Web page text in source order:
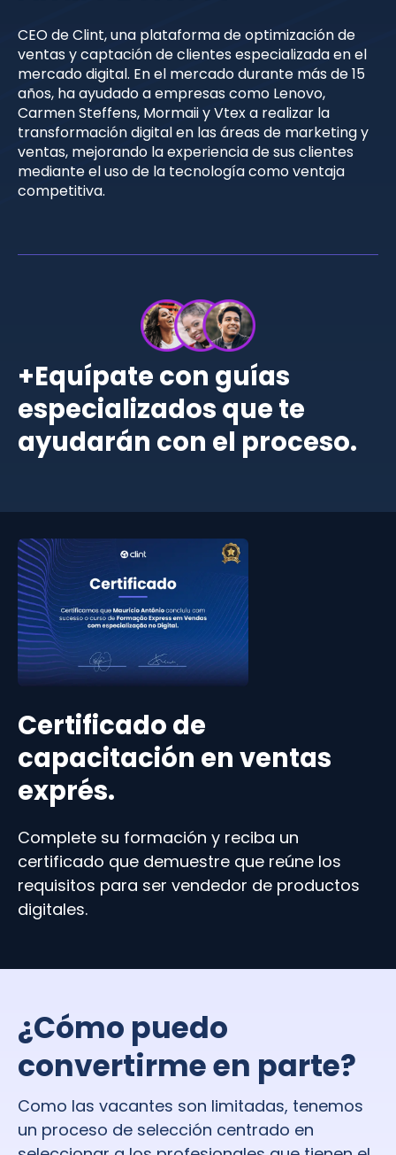
CEO de Clint, una plataforma de optimización de
ventas y captación de clientes especializada en el
mercado digital. En el mercado durante más de 15
años, ha ayudado a empresas como Lenovo,
Carmen Steffens, Mormaii y Vtex a realizar la
transformación digital en las áreas de marketing y
ventas, mejorando la experiencia de sus clientes
mediante el uso de la tecnología como ventaja
competitiva.
+Equípate con guías
especializados que te
ayudarán con el proceso.
Certificado de
capacitación en ventas
exprés.
Complete su formación y reciba un
certificado que demuestre que reúne los
requisitos para ser vendedor de productos
digitales.
¿Cómo puedo
convertirme en parte?
Como las vacantes son limitadas, tenemos
un proceso de selección centrado en